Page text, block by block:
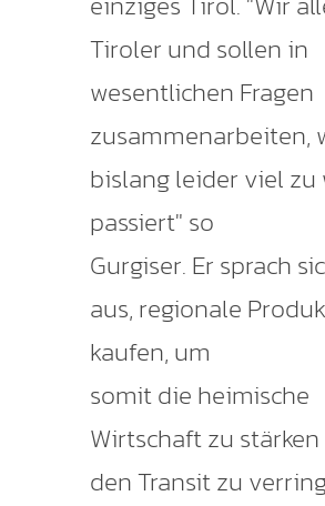
Tiroler und sollen in
wesentlichen Fragen
zusammenarbeiten,
bislang leider viel zu
passiert" so
Gurgiser. Er sprach
aus, regionale
kaufen, um
somit die heimische
Wirtschaft zu
den Transit zu